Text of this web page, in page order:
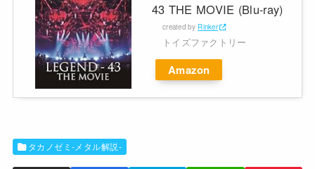
43 THE MOVIE (Blu-ray)
created by Rinker
トイズファクトリー
Amazon
タカノゼミ-メタル解説-